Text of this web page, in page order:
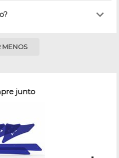
MENOS
junto